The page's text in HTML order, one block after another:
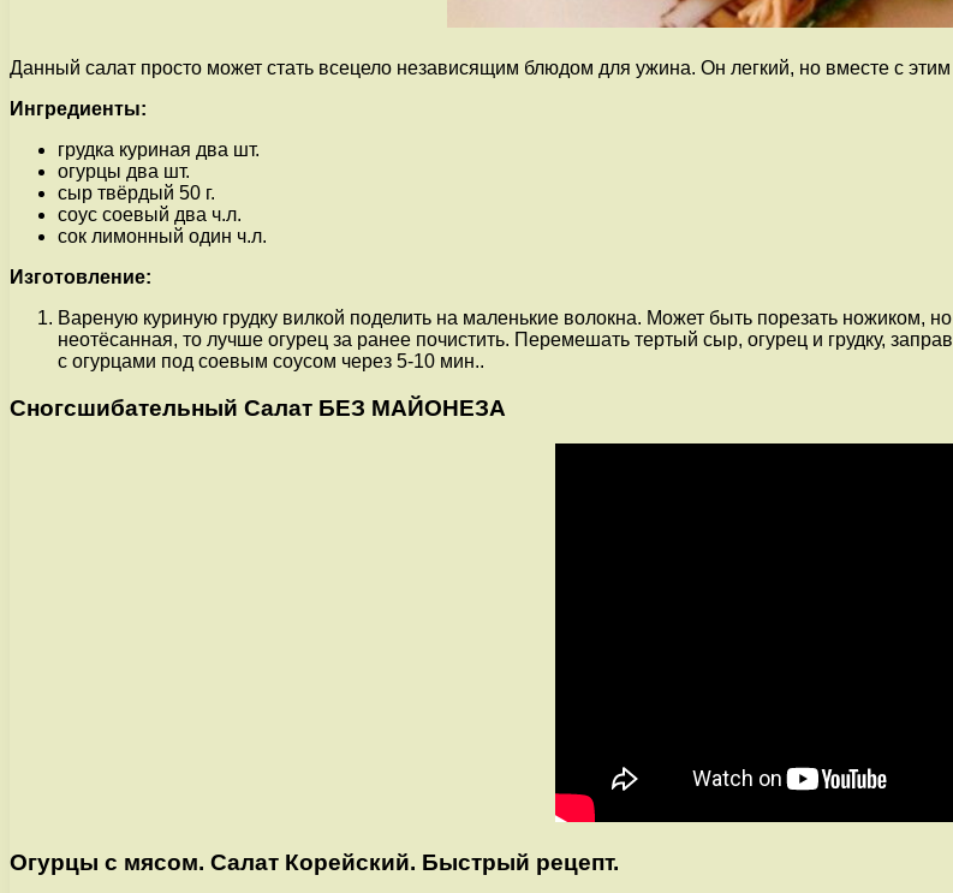
Данный салат просто может стать всецело независящим блюдом для ужина. Он легкий, но вместе с
Ингредиенты:
грудка куриная два шт.
огурцы два шт.
сыр твёрдый 50 г.
соус соевый два ч.л.
сок лимонный один ч.л.
Изготовление:
Вареную куриную грудку вилкой поделить на маленькие волокна. Может быть порезать ножиком,
неотёсанная, то лучше огурец за ранее почистить. Перемешать тертый сыр, огурец и грудку,
с огурцами под соевым соусом через 5-10 мин..
Сногсшибательный Салат БЕЗ МАЙОНЕЗА
Огурцы с мясом. Салат Корейский. Быстрый рецепт.